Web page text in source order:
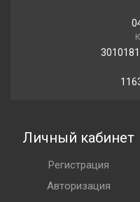
Личный кабинет
Регистрация
Авторизация